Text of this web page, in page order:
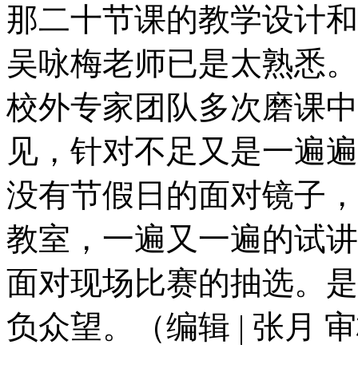
那二十节课的教学设计
吴咏梅老师已是太熟悉
校外专家团队多次磨课
见，针对不足又是一遍
没有节假日的面对镜子
教室，一遍又一遍的试
面对现场比赛的抽选。
负众望。（编辑 | 张月